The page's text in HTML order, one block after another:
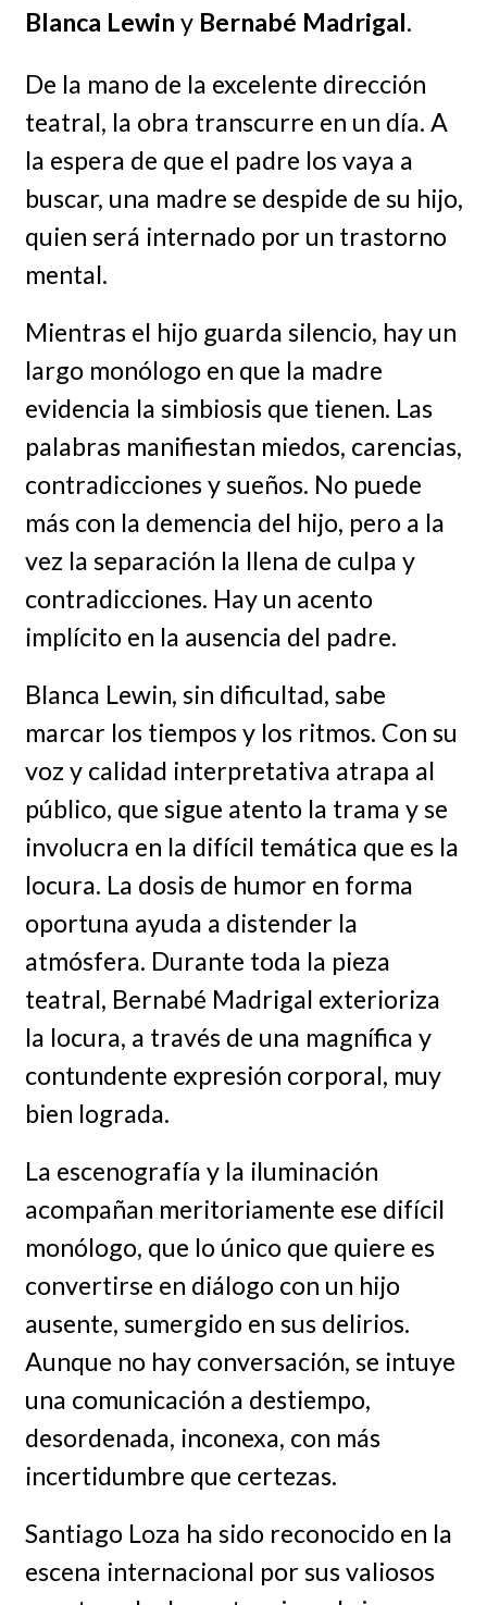
Blanca Lewin y Bernabé Madrigal.
De la mano de la excelente dirección
teatral, la obra transcurre en un día. A
la espera de que el padre los vaya a
buscar, una madre se despide de su hijo,
quien será internado por un trastorno
mental.
Mientras el hijo guarda silencio, hay un
largo monólogo en que la madre
evidencia la simbiosis que tienen. Las
palabras manifiestan miedos, carencias,
contradicciones y sueños. No puede
más con la demencia del hijo, pero a la
vez la separación la llena de culpa y
contradicciones. Hay un acento
implícito en la ausencia del padre.
Blanca Lewin, sin dificultad, sabe
marcar los tiempos y los ritmos. Con su
voz y calidad interpretativa atrapa al
público, que sigue atento la trama y se
involucra en la difícil temática que es la
locura. La dosis de humor en forma
oportuna ayuda a distender la
atmósfera. Durante toda la pieza
teatral, Bernabé Madrigal exterioriza
la locura, a través de una magnífica y
contundente expresión corporal, muy
bien lograda.
La escenografía y la iluminación
acompañan meritoriamente ese difícil
monólogo, que lo único que quiere es
convertirse en diálogo con un hijo
ausente, sumergido en sus delirios.
Aunque no hay conversación, se intuye
una comunicación a destiempo,
desordenada, inconexa, con más
incertidumbre que certezas.
Santiago Loza ha sido reconocido en la
escena internacional por sus valiosos